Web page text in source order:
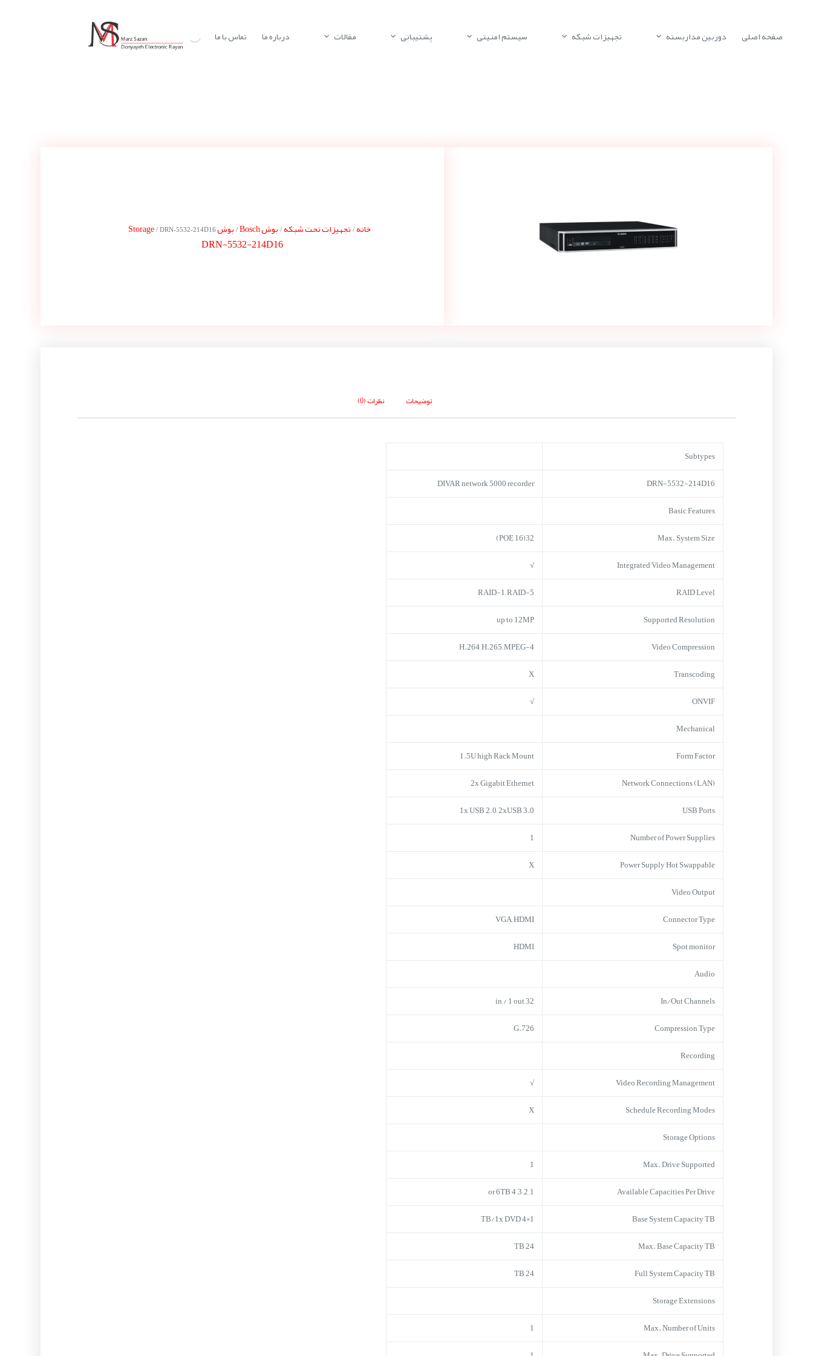
صفحه اصلی دوربین مداربسته تجهیزات شبکه سیستم امنیتی پشتیبانی مقالات درباره ما تماس با ما
خانه/ تجهیزات تحت شبکه/ بوش Bosch / بوش Storage / DRN-5532-214D16
DRN-5532-214D16
توضیحات نظرات (0)
Subtypes
DRN-5532-214D16
DIVAR network 5000 recorder
Basic Features
Max. System Size
32(16 POE)
Integrated Video Management
√
RAID Level
RAID-1, RAID-5
Supported Resolution
up to 12MP
Video Compression
H.264, H.265, MPEG-4
Transcoding
X
ONVIF
√
Mechanical
Form Factor
1.5U high Rack Mount
Network Connections (LAN)
2x Gigabit Ethernet
USB Ports
1x USB 2.0, 2xUSB 3.0
Number of Power Supplies
1
Power Supply Hot Swappable
X
Video Output
Connector Type
VGA, HDMI
Spot monitor
HDMI
Audio
In/Out Channels
32 in / 1 out
Compression Type
G.726
Recording
Video Recording Management
√
Schedule Recording Modes
X
Storage Options
Max. Drive Supported
1
Available Capacities Per Drive
1, 2, 3, 4 or 6TB
Base System Capacity TB
1×4 TB/1x DVD
Max. Base Capacity TB
24 TB
Full System Capacity TB
24 TB
Storage Extensions
Max. Number of Units
1